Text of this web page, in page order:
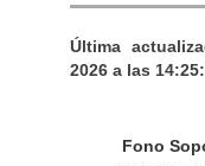
- Construído
- Sistema
- Diseñado para
- 8 Gigabytes de
- Hasta 800
Soporta
capacidad
CCTV.
Última
2026 a las
Fono